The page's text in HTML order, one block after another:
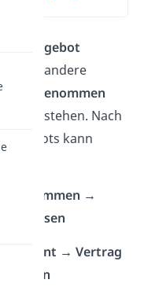
ein
Angebot
eine andere
angenommen
entstehen. Nach
kann
→
→ Vertrag